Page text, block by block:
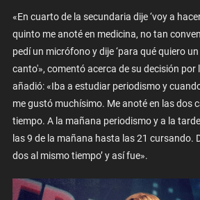
«En cuarto de la secundaria dije ‘voy a
quinto me anoté en medicina, no tan
pedí un micrófono y dije ‘para qué quiero
canto'», comentó acerca de su decisión por
añadió: «Iba a estudiar periodismo y
me gustó muchísimo. Me anoté en las dos
tiempo. A la mañana periodismo y a la
las 9 de la mañana hasta las 21 cursando.
dos al mismo tiempo’ y así fue».